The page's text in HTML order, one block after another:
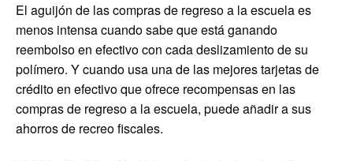
El aguijón de las compras de regreso a la escuela es
menos intensa cuando sabe que está ganando
reembolso en efectivo con cada deslizamiento de su
polímero. Y cuando usa una de las mejores tarjetas de
crédito en efectivo que ofrece recompensas en las
compras de regreso a la escuela, puede añadir a sus
ahorros de recreo fiscales.